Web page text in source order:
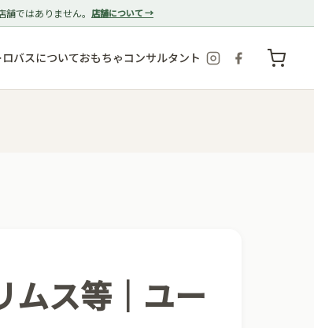
ではありません。 店舗について →
バスについておもちゃコンサルタント
ムス等｜ユー